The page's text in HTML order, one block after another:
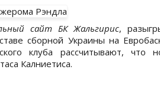
сайт БК Жальгирис,
сборной Украины на
клуба рассчитывают, что
Калниетиса.